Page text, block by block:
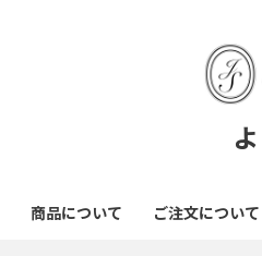
商品について ご注文について